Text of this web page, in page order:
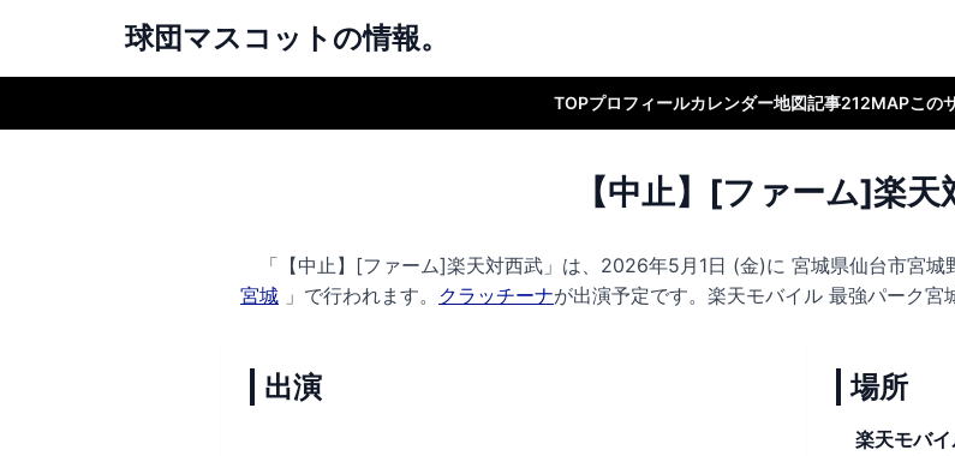
球団マスコットの情報。
TOPプロフィールカレンダー地図記事212MAPこの
【中止】[ファーム]楽天
「【中止】[ファーム]楽天対西武」は、2026年5月1日 (金)に 宮城県仙台市宮城
宮城 」で行われます。 クラッチーナが出演予定です。 楽天モバイル 最強パーク宮
出演 場所
楽天モバ